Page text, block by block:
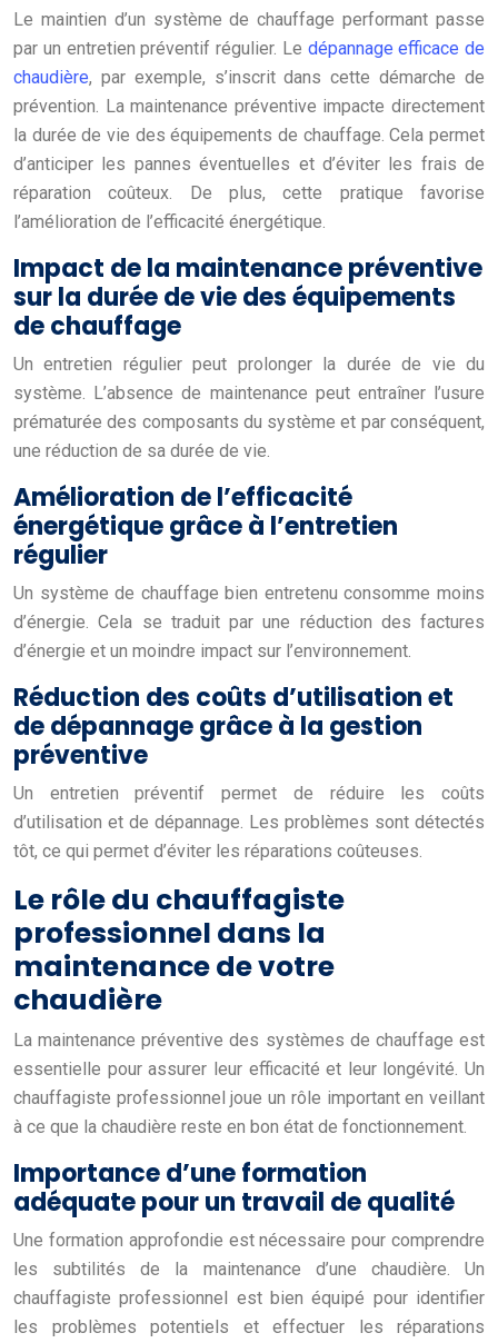
Le maintien d’un système de chauffage performant passe
par un entretien préventif régulier. Le dépannage efficace de
chaudière, par exemple, s’inscrit dans cette démarche de
prévention. La maintenance préventive impacte directement
la durée de vie des équipements de chauffage. Cela permet
d’anticiper les pannes éventuelles et d’éviter les frais de
réparation coûteux. De plus, cette pratique favorise
l’amélioration de l’efficacité énergétique.
Impact de la maintenance préventive
sur la durée de vie des équipements
de chauffage
Un entretien régulier peut prolonger la durée de vie du
système. L’absence de maintenance peut entraîner l’usure
prématurée des composants du système et par conséquent,
une réduction de sa durée de vie.
Amélioration de l’efficacité
énergétique grâce à l’entretien
régulier
Un système de chauffage bien entretenu consomme moins
d’énergie. Cela se traduit par une réduction des factures
d’énergie et un moindre impact sur l’environnement.
Réduction des coûts d’utilisation et
de dépannage grâce à la gestion
préventive
Un entretien préventif permet de réduire les coûts
d’utilisation et de dépannage. Les problèmes sont détectés
tôt, ce qui permet d’éviter les réparations coûteuses.
Le rôle du chauffagiste
professionnel dans la
maintenance de votre
chaudière
La maintenance préventive des systèmes de chauffage est
essentielle pour assurer leur efficacité et leur longévité. Un
chauffagiste professionnel joue un rôle important en veillant
à ce que la chaudière reste en bon état de fonctionnement.
Importance d’une formation
adéquate pour un travail de qualité
Une formation approfondie est nécessaire pour comprendre
les subtilités de la maintenance d’une chaudière. Un
chauffagiste professionnel est bien équipé pour identifier
les problèmes potentiels et effectuer les réparations